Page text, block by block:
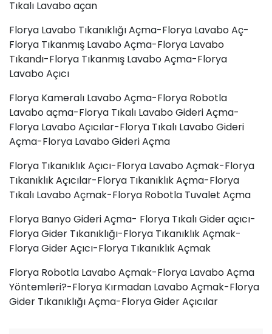
Tıkalı Lavabo açan
Florya Lavabo Tıkanıklığı Açma-Florya Lavabo Aç-
Florya Tıkanmış Lavabo Açma-Florya Lavabo
Tıkandı-Florya Tıkanmış Lavabo Açma-Florya
Lavabo Açıcı
Florya Kameralı Lavabo Açma-Florya Robotla
Lavabo açma-Florya Tıkalı Lavabo Gideri Açma-
Florya Lavabo Açıcılar-Florya Tıkalı Lavabo Gideri
Açma-Florya Lavabo Gideri Açma
Florya Tıkanıklık Açıcı-Florya Lavabo Açmak-Florya
Tıkanıklık Açıcılar-Florya Tıkanıklık Açma-Florya
Tıkalı Lavabo Açmak-Florya Robotla Tuvalet Açma
Florya Banyo Gideri Açma- Florya Tıkalı Gider açıcı-
Florya Gider Tıkanıklığı-Florya Tıkanıklık Açmak-
Florya Gider Açıcı-Florya Tıkanıklık Açmak
Florya Robotla Lavabo Açmak-Florya Lavabo Açma
Yöntemleri?-Florya Kırmadan Lavabo Açmak-Florya
Gider Tıkanıklığı Açma-Florya Gider Açıcılar